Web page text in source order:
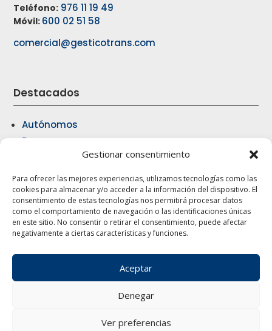
Gestionar consentimiento
Para ofrecer las mejores experiencias, utilizamos tecnologías como las
cookies para almacenar y/o acceder a la información del dispositivo. El
consentimiento de estas tecnologías nos permitirá procesar datos
como el comportamiento de navegación o las identificaciones únicas
en este sitio. No consentir o retirar el consentimiento, puede afectar
negativamente a ciertas características y funciones.
Aceptar
Denegar
Ver preferencias
Teléfono: 976 11 19 49
Móvil: 600 02 51 58
comercial@gesticotrans.com
Destacados
Autónomos
Empresas
Fiscal & Contable
Laboral & jurídico
Seguros
Gestión comercial y rutas
Vehículos & Financiación
Formación
© 2025 Gesticotrans – Desarrollado poro10media